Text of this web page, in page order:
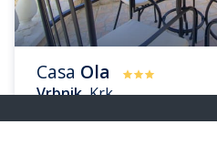
Casa Ola
Vrbnik, Krk
Ospiti: 5+1